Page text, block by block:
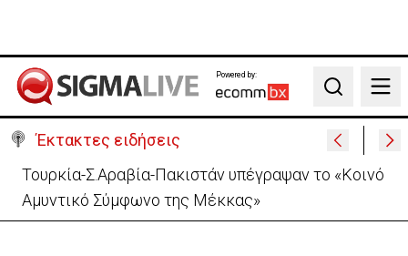
Powered by:
Search
Έκτακτες ειδήσεις
Αστυνομία: 119 επαναπατρισμοί σε μία ημέρα –
Στους 5.288 από την αρχή του έτου